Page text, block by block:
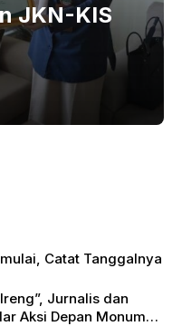
JKN-KIS
Catat Tanggalnya
Jurnalis dan
Aksi Depan Monumen